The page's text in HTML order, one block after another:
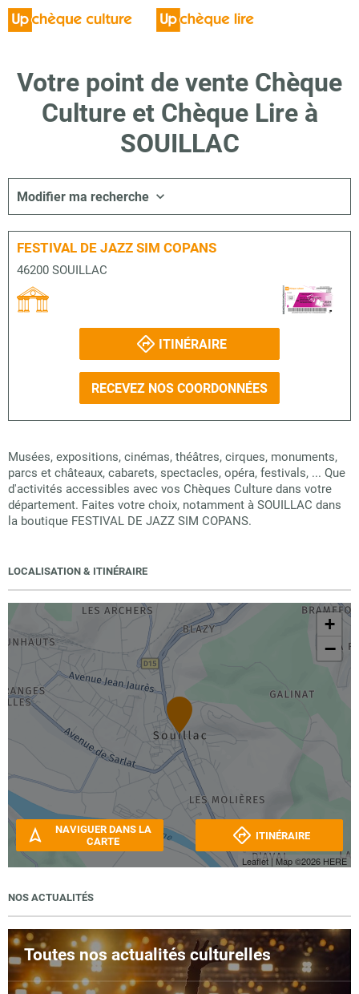
Votre point de vente Chèque
Culture et Chèque Lire à
SOUILLAC
Modifier ma recherche
FESTIVAL DE JAZZ SIM COPANS
46200 SOUILLAC
ITINÉRAIRE
RECEVEZ NOS COORDONNÉES
Musées, expositions, cinémas, théâtres, cirques, monuments,
parcs et châteaux, cabarets, spectacles, opéra, festivals, ... Que
d'activités accessibles avec vos Chèques Culture dans votre
département. Faites votre choix, notamment à SOUILLAC dans
la boutique FESTIVAL DE JAZZ SIM COPANS.
LOCALISATION & ITINÉRAIRE
+
−
Leaflet| Map ©2026 HERE
NAVIGUER DANS LA
CARTE
ITINÉRAIRE
NOS ACTUALITÉS
Toutes nos actualités culturelles